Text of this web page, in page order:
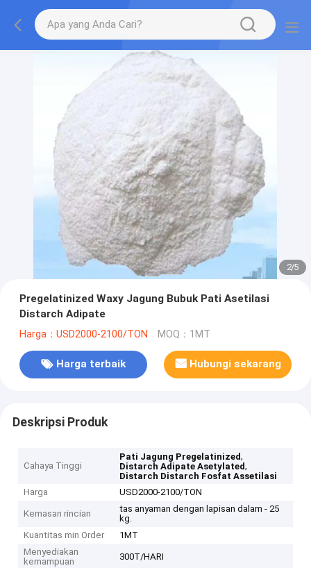
2/5
Pregelatinized Waxy Jagung Bubuk Pati Asetilasi
Distarch Adipate
Harga：USD2000-2100/TON MOQ：1MT
Harga terbaik Hubungi sekarang
Deskripsi Produk
Cahaya Tinggi
Pati Jagung Pregelatinized,
Distarch Adipate Asetylated,
Distarch Distarch Fosfat Assetilasi
Harga
USD2000-2100/TON
Kemasan rincian
tas anyaman dengan lapisan dalam - 25
kg.
Kuantitas min Order
1MT
Menyediakan
kemampuan
300T/HARI